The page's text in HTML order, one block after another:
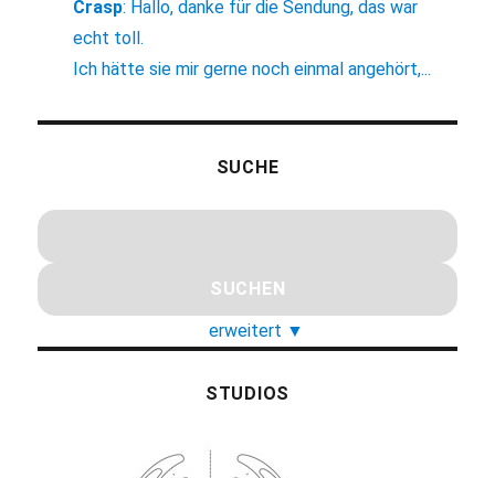
Crasp: Hallo, danke für die Sendung, das war
echt toll.
Ich hätte sie mir gerne noch einmal angehört,...
SUCHE
erweitert ▼
STUDIOS